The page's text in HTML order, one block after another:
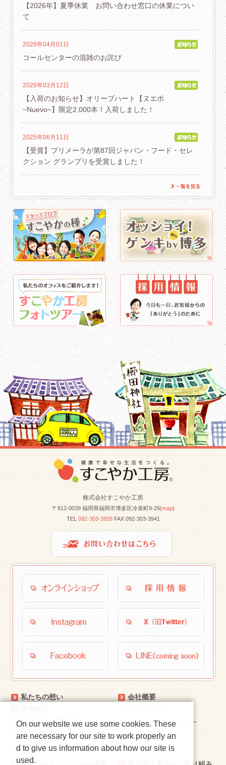
【2026年】夏季休業 お問い合わせ窓口の休業につい
て
2026年04月01日
コールセンターの混雑のお詫び
2026年03月12日
【入荷のお知らせ】オリーブハート【ヌエボ
~Nuevo~】限定2,000本！入荷しました！
2025年06月11日
【受賞】プリメーラが第87回ジャパン・フード・セレ
クション グランプリを受賞しました！
株式会社すこやか工房
〒812-0039 福岡県福岡市博多区冷泉町9-26(map)
TEL 092-303-3939FAX 092-303-3941
私たちの想い
安全・安心への取り組み
私たちの活動
お客様と私たち
会社概要
└ すこやか工房フォトツアー
On our website we use some cookies. These
are necessary for our site to work properly an
d to give us information about how our site is
used.